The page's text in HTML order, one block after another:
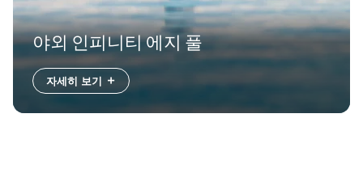
야외 인피니티 에지 풀
자세히 보기